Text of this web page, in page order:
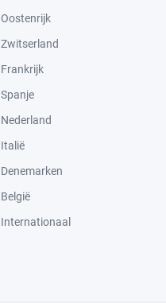
Oostenrijk
Zwitserland
Frankrijk
Spanje
Nederland
Italië
Denemarken
België
Internationaal